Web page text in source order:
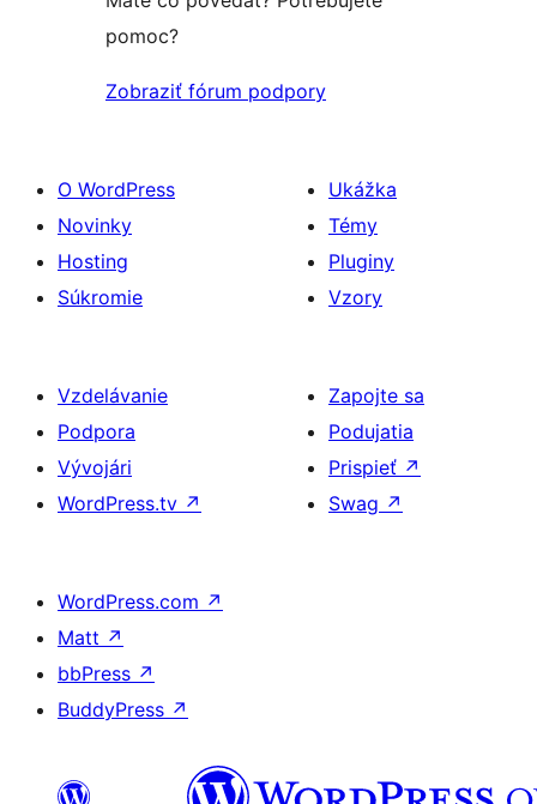
pomoc?
Zobraziť fórum podpory
O WordPress
Novinky
Hosting
Súkromie
Ukážka
Témy
Pluginy
Vzory
Vzdelávanie
Podpora
Vývojári
WordPress.tv ↗
Zapojte sa
Podujatia
Prispieť ↗
Swag ↗
WordPress.com ↗
Matt ↗
bbPress ↗
BuddyPress ↗